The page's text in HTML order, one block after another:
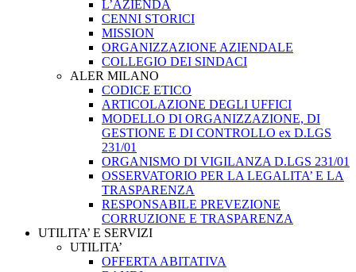
L’AZIENDA
CENNI STORICI
MISSION
ORGANIZZAZIONE AZIENDALE
COLLEGIO DEI SINDACI
ALER MILANO
CODICE ETICO
ARTICOLAZIONE DEGLI UFFICI
MODELLO DI ORGANIZZAZIONE, DI
GESTIONE E DI CONTROLLO ex D.LGS
231/01
ORGANISMO DI VIGILANZA D.LGS 231/01
OSSERVATORIO PER LA LEGALITA’ E LA
TRASPARENZA
RESPONSABILE PREVEZIONE
CORRUZIONE E TRASPARENZA
UTILITA’ E SERVIZI
UTILITA’
OFFERTA ABITATIVA